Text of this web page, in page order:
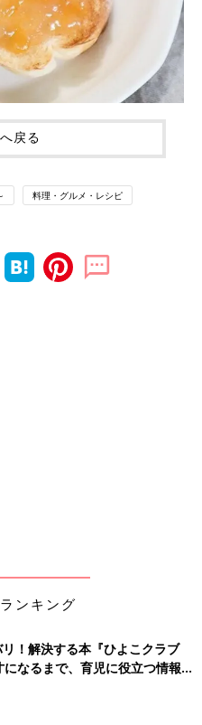
戻る
料理・グルメ・レシピ
ンキング
！解決する本『ひよこクラブ
なるまで、育児に役立つ情報が